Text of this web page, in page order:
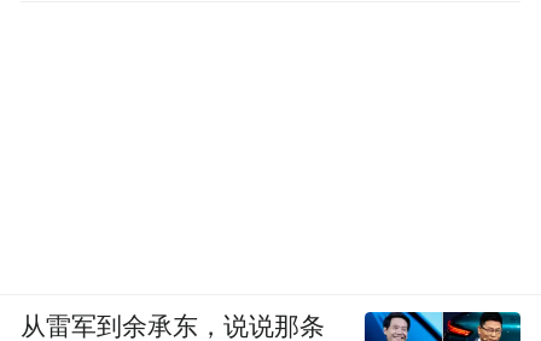
从雷军到余承东，说说那条